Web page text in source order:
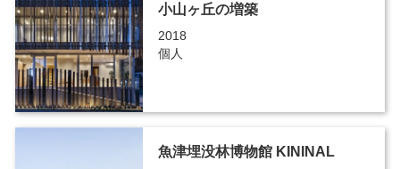
小山ヶ丘の増築
2018
個人
魚津埋没林博物館 KININAL